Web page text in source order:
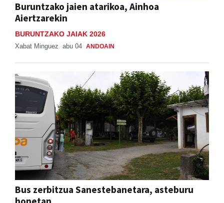
Buruntzako jaien atarikoa, Ainhoa
Aiertzarekin
BURUNTZAKO JAIAK 2026
Xabat Minguez abu 04 ANDOAIN
Bus zerbitzua Sanestebanetara, asteburu